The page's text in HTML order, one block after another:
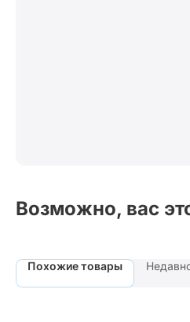
Возможно, вас
Похожие товары